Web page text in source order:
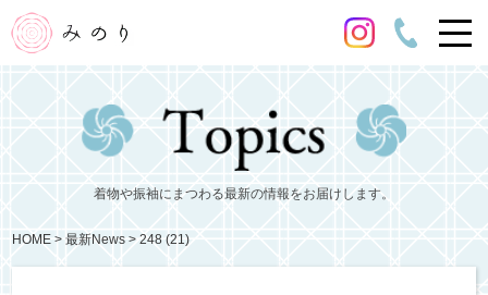
着物や振袖にまつわる最新の情報をお届けします。
HOME 最新News 248 (21)